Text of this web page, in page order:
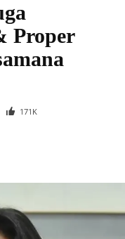
Proper
171 K